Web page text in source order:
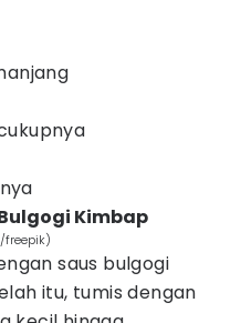
Kimbap
freepik)
saus bulgogi
itu, tumis dengan